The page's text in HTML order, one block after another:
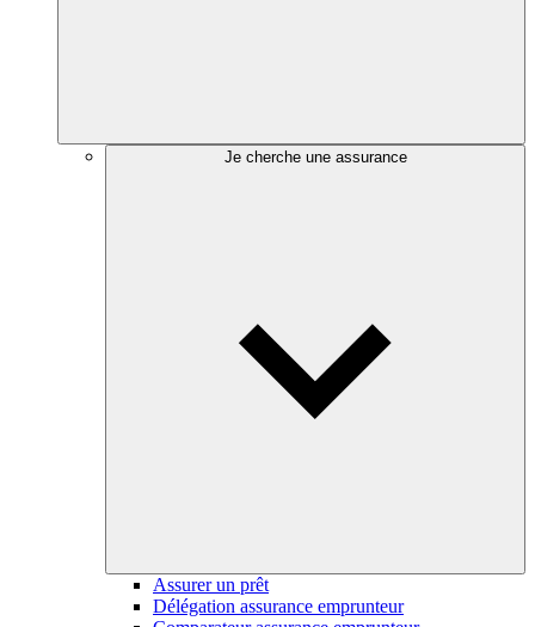
Je cherche une assurance
Assurer un prêt
Délégation assurance emprunteur